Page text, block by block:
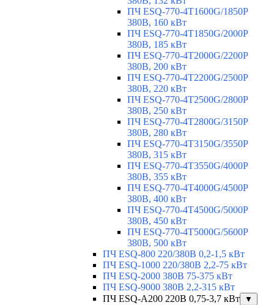
ПЧ ESQ-770-4T1600G/1850P
380В, 160 кВт
ПЧ ESQ-770-4T1850G/2000P
380В, 185 кВт
ПЧ ESQ-770-4T2000G/2200P
380В, 200 кВт
ПЧ ESQ-770-4T2200G/2500P
380В, 220 кВт
ПЧ ESQ-770-4T2500G/2800P
380В, 250 кВт
ПЧ ESQ-770-4T2800G/3150P
380В, 280 кВт
ПЧ ESQ-770-4T3150G/3550P
380В, 315 кВт
ПЧ ESQ-770-4T3550G/4000P
380В, 355 кВт
ПЧ ESQ-770-4T4000G/4500P
380В, 400 кВт
ПЧ ESQ-770-4T4500G/5000P
380В, 450 кВт
ПЧ ESQ-770-4T5000G/5600P
380В, 500 кВт
ПЧ ESQ-800 220/380В 0,2-1,5 кВт
ПЧ ESQ-1000 220/380В 2,2-75 кВт
ПЧ ESQ-2000 380В 75-375 кВт
ПЧ ESQ-9000 380В 2,2-315 кВт
ПЧ ESQ-A200 220В 0,75-3,7 кВт
▼